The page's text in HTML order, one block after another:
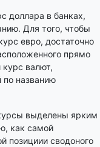
доллара в банках,
Для того, чтобы
евро, достаточно
прямо
валют,
названию
выделены ярким
как самой
позициии сводоного